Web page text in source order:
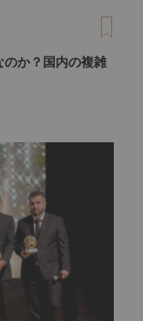
のか？国内の複雑